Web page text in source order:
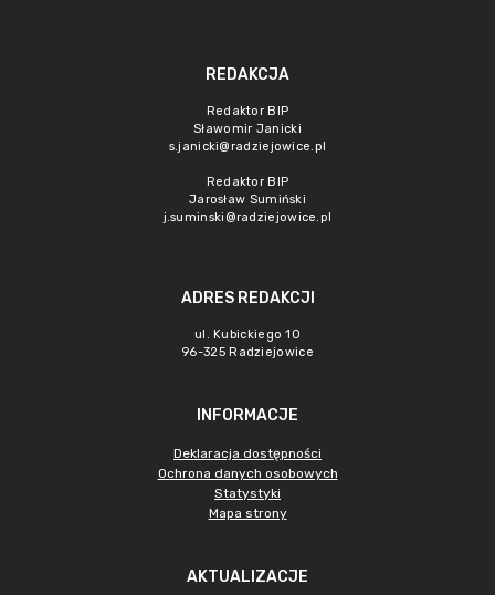
REDAKCJA
Redaktor BIP
Sławomir Janicki
s.janicki@radziejowice.pl
Redaktor BIP
Jarosław Sumiński
j.suminski@radziejowice.pl
ADRES REDAKCJI
ul. Kubickiego 10
96-325 Radziejowice
INFORMACJE
Deklaracja dostępności
Ochrona danych osobowych
Statystyki
Mapa strony
AKTUALIZACJE